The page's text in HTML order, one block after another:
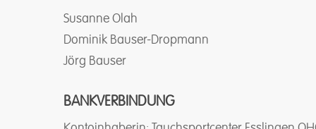
Susanne Olah
Dominik Bauser-Dropmann
Jörg Bauser
BANKVERBINDUNG